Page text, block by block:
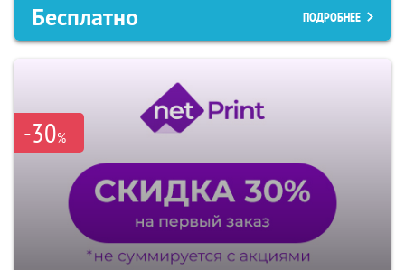
Бесплатно ПОДРОБНЕЕ
-30%